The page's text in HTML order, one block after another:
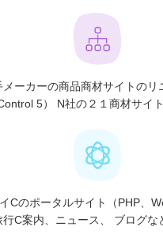
メーカーの商品商材サイトのリ
5）
N社の２１商材サイ
Cのポータルサイト（PHP、
C案内、ニュース、 ブログな